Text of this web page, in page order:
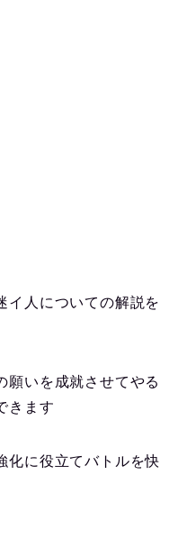
イ人についての解説を
願いを成就させてやる
きます
化に役立てバトルを快